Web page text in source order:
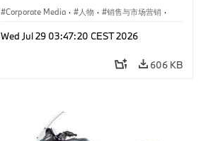
Corporate Media · 人物 · 销售与市场营销 ·
Wed Jul 29 03:47:20 CEST 2026
606 KB